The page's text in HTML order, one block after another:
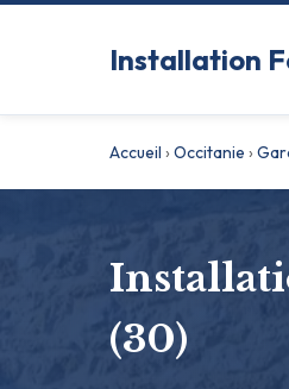
Installation
Accueil ›Occitanie ›
(30)